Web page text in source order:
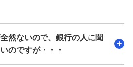
然ないので、銀行の人に聞
のですが・・・